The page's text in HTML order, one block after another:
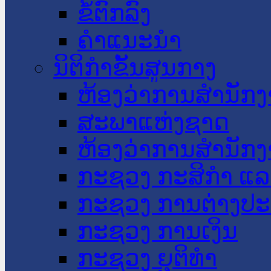
ຂໍ້ຕົກລົງ
ຄໍາແນະນໍາ
ນິຕິກໍາຂັ້ນສູນກາງ
ຫ້ອງວ່າການສໍານັກ
ສະພາແຫ່ງຊາດ
ຫ້ອງວ່າການສຳນັກ
ກະຊວງ ກະສິກຳ ແ
ກະຊວງ ການຕ່າງປ
ກະຊວງ ການເງິນ
ກະຊວງ ຍຸຕິທໍາ